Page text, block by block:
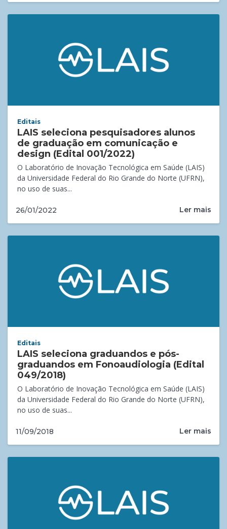
Editais
LAIS seleciona pesquisadores alunos
de graduação em comunicação e
design (Edital 001/2022)
O Laboratório de Inovação Tecnológica em Saúde (LAIS)
da Universidade Federal do Rio Grande do Norte (UFRN),
no uso de suas...
26/01/2022 Ler mais
Editais
LAIS seleciona graduandos e pós-
graduandos em Fonoaudiologia (Edital
049/2018)
O Laboratório de Inovação Tecnológica em Saúde (LAIS)
da Universidade Federal do Rio Grande do Norte (UFRN),
no uso de suas...
11/09/2018 Ler mais